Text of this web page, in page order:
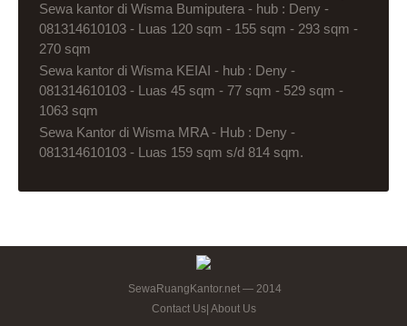
Sewa kantor di Wisma Bumiputera - hub : Deny -
081314610103 - Luas 120 sqm - 155 sqm - 293 sqm -
270 sqm
Sewa kantor di Wisma KEIAI - hub : Deny -
081314610103 - Luas 45 sqm - 77 sqm - 529 sqm -
1063 sqm
Sewa Kantor di Wisma MRA - Hub : Deny -
081314610103 - Luas 159 sqm s/d 814 sqm.
SewaRuangKantor.net — 2014
Contact Us| About Us